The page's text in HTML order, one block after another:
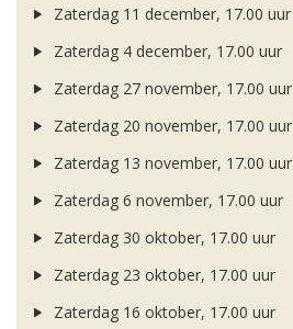
Zaterdag 11 december, 17.00 uur
Zaterdag 4 december, 17.00 uur
Zaterdag 27 november, 17.00 uur
Zaterdag 20 november, 17.00 uur
Zaterdag 13 november, 17.00 uur
Zaterdag 6 november, 17.00 uur
Zaterdag 30 oktober, 17.00 uur
Zaterdag 23 oktober, 17.00 uur
Zaterdag 16 oktober, 17.00 uur